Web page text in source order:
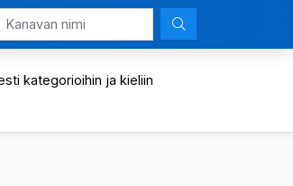
kategorioihin ja kieliin